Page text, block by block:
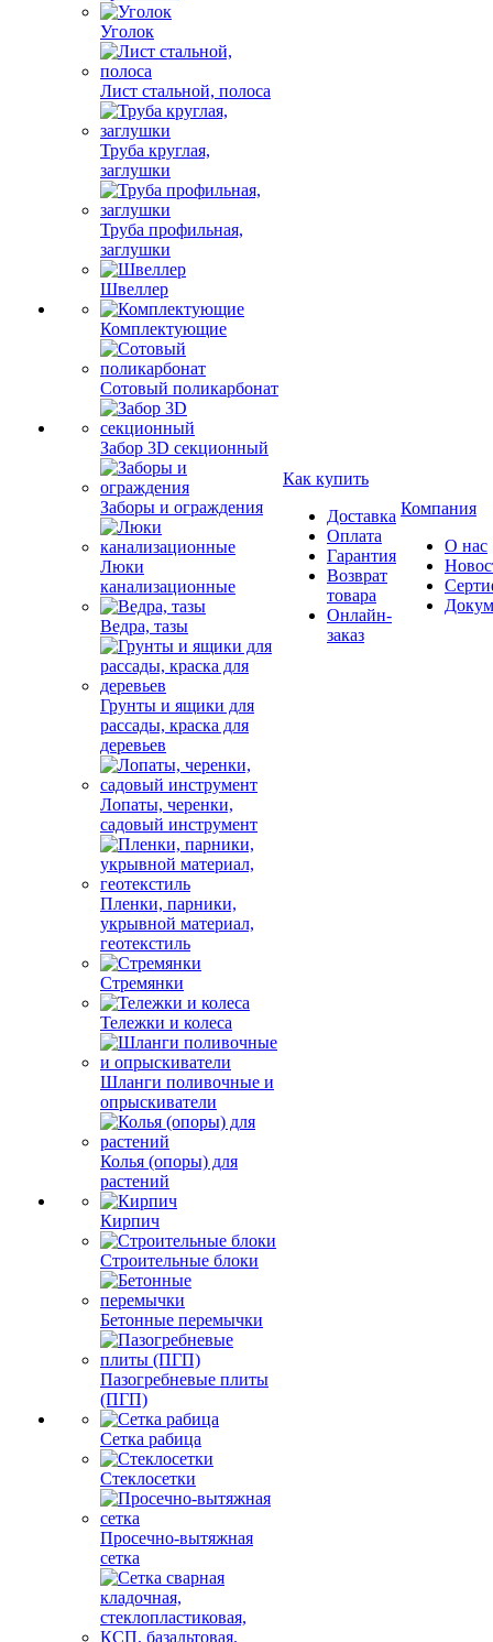
Уголок
Лист стальной, полоса
Труба круглая,
заглушки
Труба профильная,
заглушки
Швеллер
Комплектующие
Сотовый поликарбонат
Забор 3D секционный
Заборы и ограждения
Люки
канализационные
Ведра, тазы
Грунты и ящики для
рассады, краска для
деревьев
Лопаты, черенки,
садовый инструмент
Пленки, парники,
укрывной материал,
геотекстиль
Стремянки
Тележки и колеса
Шланги поливочные и
опрыскиватели
Колья (опоры) для
растений
Кирпич
Строительные блоки
Бетонные перемычки
Пазогребневые плиты
(ПГП)
Сетка рабица
Стеклосетки
Просечно-вытяжная
сетка
Как купить
Доставка
Оплата
Гарантия
Возврат
товара
Онлайн-
заказ
Компания
О нас